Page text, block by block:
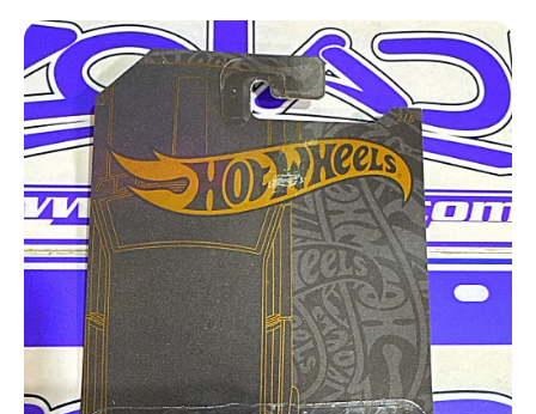
Ir directamente a la información del producto